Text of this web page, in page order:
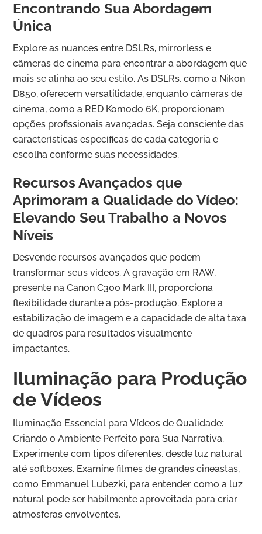
Encontrando Sua Abordagem
Única
Explore as nuances entre DSLRs, mirrorless e
câmeras de cinema para encontrar a abordagem que
mais se alinha ao seu estilo. As DSLRs, como a Nikon
D850, oferecem versatilidade, enquanto câmeras de
cinema, como a RED Komodo 6K, proporcionam
opções profissionais avançadas. Seja consciente das
características específicas de cada categoria e
escolha conforme suas necessidades.
Recursos Avançados que
Aprimoram a Qualidade do Vídeo:
Elevando Seu Trabalho a Novos
Níveis
Desvende recursos avançados que podem
transformar seus vídeos. A gravação em RAW,
presente na Canon C300 Mark III, proporciona
flexibilidade durante a pós-produção. Explore a
estabilização de imagem e a capacidade de alta taxa
de quadros para resultados visualmente
impactantes.
Iluminação para Produção
de Vídeos
Iluminação Essencial para Vídeos de Qualidade:
Criando o Ambiente Perfeito para Sua Narrativa.
Experimente com tipos diferentes, desde luz natural
até softboxes. Examine filmes de grandes cineastas,
como Emmanuel Lubezki, para entender como a luz
natural pode ser habilmente aproveitada para criar
atmosferas envolventes.